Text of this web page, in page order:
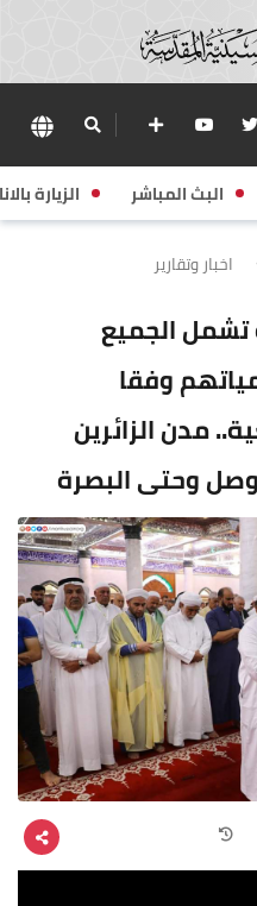
البث المباشر الزيارة
اخبار وتقارير
تشمل الجميع
وفقا
مدن الزائرين
وحتى البصرة